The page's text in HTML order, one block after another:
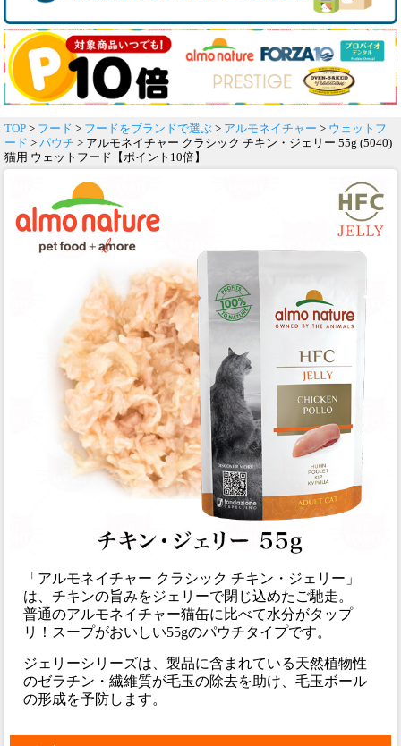
TOP > フード > フードをブランドで選ぶ > アルモネイチャー > ウェットフ
ード > パウチ > アルモネイチャー クラシック チキン・ジェリー 55g (5040)
猫用 ウェットフード【ポイント10倍】
「アルモネイチャー クラシック チキン・ジェリー」
は、チキンの旨みをジェリーで閉じ込めたご馳走。
普通のアルモネイチャー猫缶に比べて水分がタップ
リ！スープがおいしい55gのパウチタイプです。
ジェリーシリーズは、製品に含まれている天然植物性
のゼラチン・繊維質が毛玉の除去を助け、毛玉ボール
の形成を予防します。